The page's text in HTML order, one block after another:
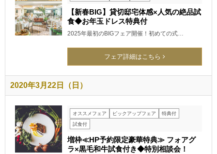
【新春BIG】貸切邸宅体感×人気の絶品試
食◆お年玉ドレス特典付
2025年最初のBIGフェア開催！初めての式…
フェア詳細はこちら
2020年3月22日（日）
オススメフェア ピックアップフェア
特典付
試食付
増枠≪HP予約限定豪華特典≫ フォアグ
ラ×黒毛和牛試食付き◆特別相談会！